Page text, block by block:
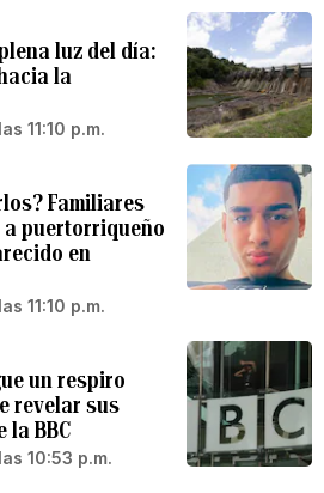
luz del día:
la
11:10 p.m.
Familiares
a puertorriqueño
en
11:10 p.m.
un respiro
revelar sus
la BBC
10:53 p.m.